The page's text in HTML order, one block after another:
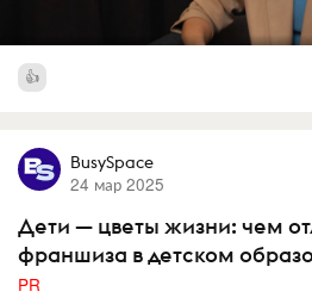
BusySpace
24 мар 2025
Дети — цветы жизни: чем
франшиза в детском
PR